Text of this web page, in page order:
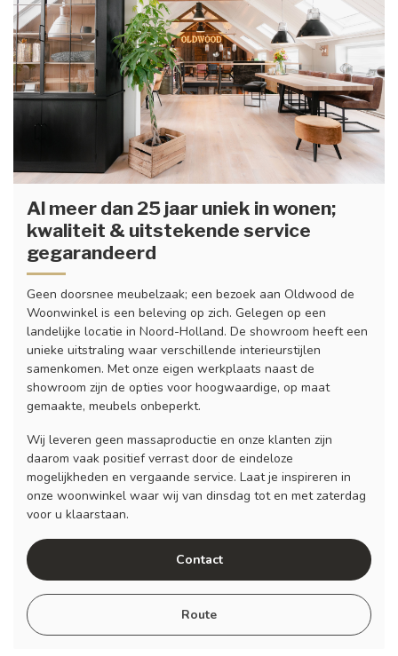
Al meer dan 25 jaar uniek in wonen;
kwaliteit & uitstekende service
gegarandeerd
Geen doorsnee meubelzaak; een bezoek aan Oldwood de
Woonwinkel is een beleving op zich. Gelegen op een
landelijke locatie in Noord-Holland. De showroom heeft een
unieke uitstraling waar verschillende interieurstijlen
samenkomen. Met onze eigen werkplaats naast de
showroom zijn de opties voor hoogwaardige, op maat
gemaakte, meubels onbeperkt.
Wij leveren geen massaproductie en onze klanten zijn
daarom vaak positief verrast door de eindeloze
mogelijkheden en vergaande service. Laat je inspireren in
onze woonwinkel waar wij van dinsdag tot en met zaterdag
voor u klaarstaan.
Contact
Route